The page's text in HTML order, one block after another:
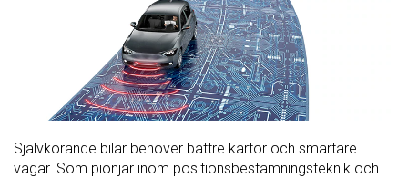
Självkörande bilar behöver bättre kartor och smartare
vägar. Som pionjär inom positionsbestämningsteknik och